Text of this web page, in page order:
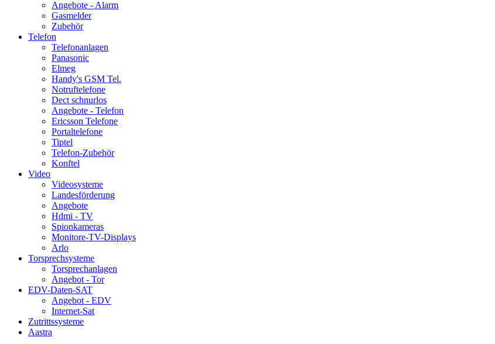
Angebote - Alarm
Gasmelder
Zubehör
Telefon
Telefonanlagen
Panasonic
Elmeg
Handy's GSM Tel.
Notruftelefone
Dect schnurlos
Angebote - Telefon
Ericsson Telefone
Portaltelefone
Tiptel
Telefon-Zubehör
Konftel
Video
Videosysteme
Landesförderung
Angebote
Hdmi - TV
Spionkameras
Monitore-TV-Displays
Arlo
Torsprechsysteme
Torsprechanlagen
Angebot - Tor
EDV-Daten-SAT
Angebot - EDV
Internet-Sat
Zutrittssysteme
Aastra